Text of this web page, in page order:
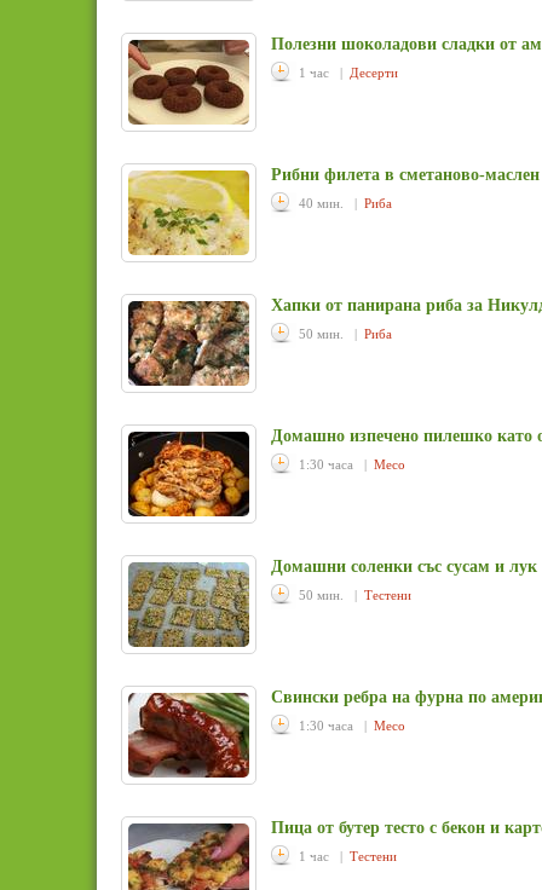
Полезни шоколадови сладки от
1 час | Десерти
Рибни филета в сметаново-маслен
40 мин. | Риба
Хапки от панирана риба за
50 мин. | Риба
Домашно изпечено пилешко като
1:30 часа | Месо
Домашни соленки със сусам и лук
50 мин. | Тестени
Свински ребра на фурна по
1:30 часа | Месо
Пица от бутер тесто с бекон и
1 час | Тестени